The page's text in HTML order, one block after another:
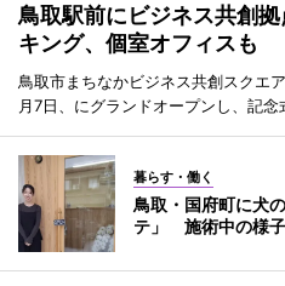
鳥取駅前にビジネス共創
キング、個室オフィスも
鳥取市まちなかビジネス共創スクエ
月7日、にグランドオープンし、記念
暮らす・働く
鳥取・国府町に犬
テ」 施術中の様